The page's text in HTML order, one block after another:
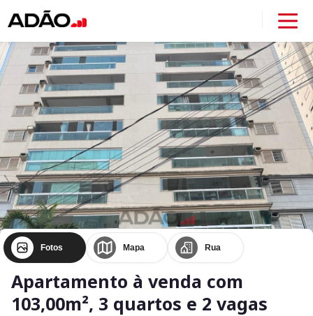
Fotos Mapa Rua
Apartamento à venda com
103,00m², 3 quartos e 2 vagas